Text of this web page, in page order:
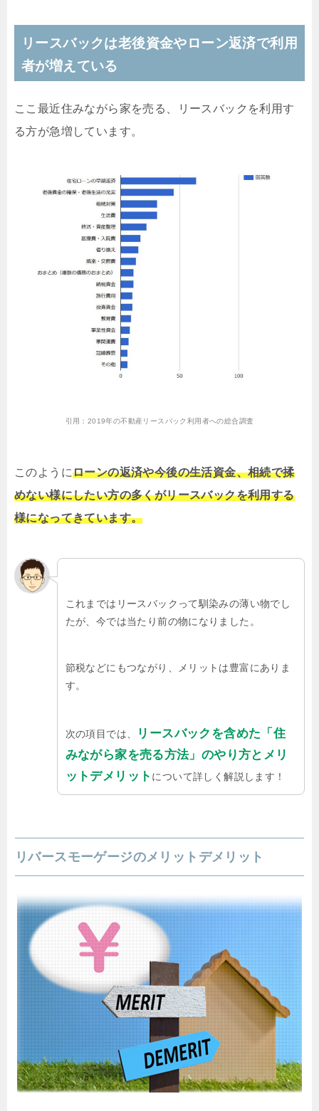
リースバックは老後資金やローン返済で利用
者が増えている
ここ最近住みながら家を売る、リースバックを利用す
る方が急増しています。
引用： 2019年の不動産リースバック利用者への総合調査
このようにローンの返済や今後の生活資金、相続で揉
めない様にしたい方の多くがリースバックを利用する
様になってきています。
これまではリースバックって馴染みの薄い物でし
たが、今では当たり前の物になりました。
節税などにもつながり、メリットは豊富にありま
す。
次の項目では、
リースバックを含めた「住
みながら家を売る方法」のやり方とメリ
ットデメリット について詳しく解説します！
リバースモーゲージのメリットデメリット